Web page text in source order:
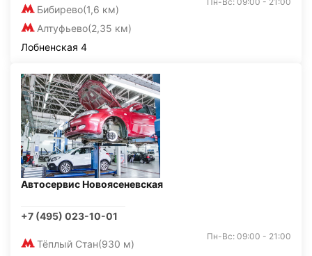
Бибирево(1,6 км)
Алтуфьево(2,35 км)
Лобненская 4
Автосервис Новоясеневская
+7 (495) 023-10-01
Тёплый Стан(930 м)
Пн-Вс: 09:00 - 21:00